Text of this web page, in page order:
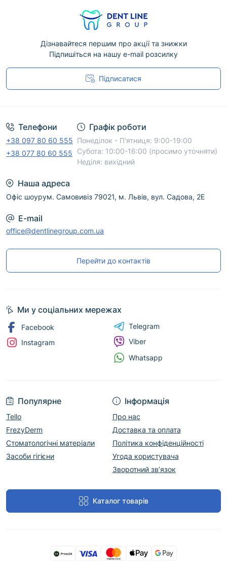
Дізнавайтеся першим про акції та знижки
Підпишіться на нашу e-mail розсилку
Підписатися
Телефони
+38 097 80 60 555
+38 077 80 60 555
Графік роботи
Понеділок - П'ятниця: 9:00-19:00
Субота: 10:00-16:00 (просимо уточняти)
Неділя: вихідний
Наша адреса
Офіс шоурум. Самовивіз 79021, м. Львів, вул. Садова, 2Е
E-mail
office@dentlinegroup.com.ua
Перейти до контактів
Популярне
Tello
FrezyDerm
Стоматологічні матеріали
Засоби гігієни
Інформація
Про нас
Доставка та оплата
Політика конфіденційності
Угода користувача
Зворотний зв’язок
Каталог товарів
Ми у соціальних мережах
Facebook
Instagram
Telegram
Viber
Whatsapp